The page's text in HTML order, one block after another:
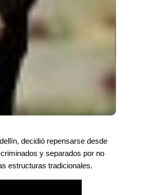
decidió repensarse desde
y separados por no
estructuras tradicionales.